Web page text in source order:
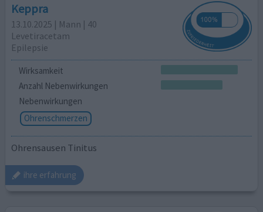
Keppra
13.10.2025 | Mann | 40
Levetiracetam
Epilepsie
Wirksamkeit
Anzahl Nebenwirkungen
Nebenwirkungen
Ohrenschmerzen
Ohrensausen Tinitus
ihre erfahrung